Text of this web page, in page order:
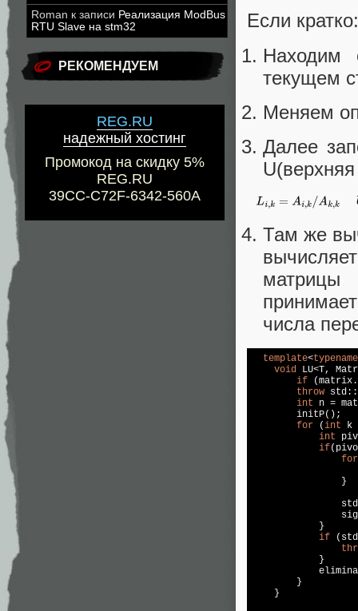
Roman к записи Реализация ModBus
RTU Slave на stm32
РЕКОМЕНДУЕМ
REG.RU
надежный хостинг
Промокод на скидку 5%
REG.RU
39CC-C72F-6342-560A
Если кратко:
Находим
текущем
Меняем
Далее
Там же
матрицы
числа
template<typename
void
LU<T,
if
throw std
int n =
        initP();
for (int k
int
if
for
                }
std
            }
if ( std
            }
        }
    }